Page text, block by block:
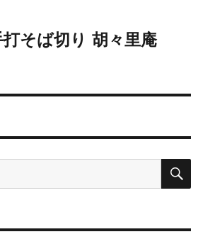
打そば切り 胡々里庵
検